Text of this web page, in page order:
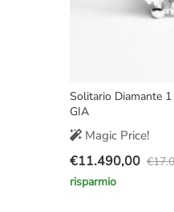
Solitario Diamante
GIA
Magic Price!
€
Il
prezzo
€11.490,00
Il
prezzo
risparmio